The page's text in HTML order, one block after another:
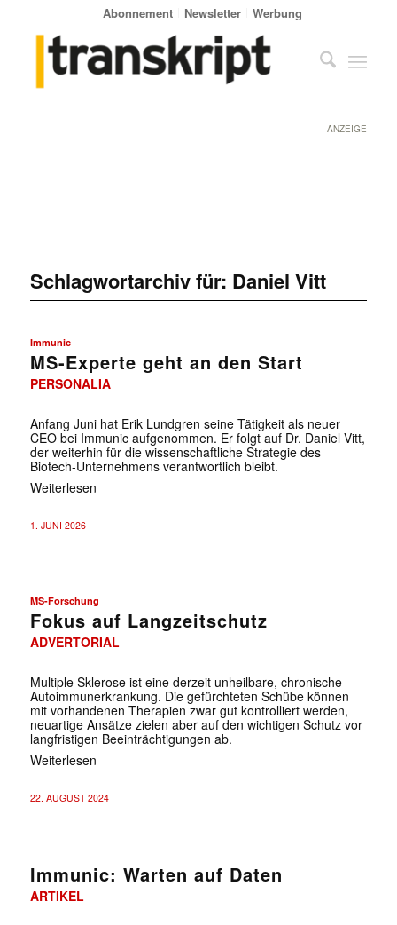
Abonnement Newsletter Werbung
ANZEIGE
Schlagwortarchiv für: Daniel Vitt
Immunic
MS-Experte geht an den Start
PERSONALIA
Anfang Juni hat Erik Lundgren seine Tätigkeit als neuer
CEO bei Immunic aufgenommen. Er folgt auf Dr. Daniel Vitt,
der weiterhin für die wissenschaftliche Strategie des
Biotech-Unternehmens verantwortlich bleibt.
Weiterlesen
1. JUNI 2026
MS-Forschung
Fokus auf Langzeitschutz
ADVERTORIAL
Multiple Sklerose ist eine derzeit unheilbare, chronische
Autoimmunerkrankung. Die gefürchteten Schübe können
mit vorhandenen Therapien zwar gut kontrolliert werden,
neuartige Ansätze zielen aber auf den wichtigen Schutz vor
langfristigen Beeinträchtigungen ab.
Weiterlesen
22. AUGUST 2024
Immunic: Warten auf Daten
ARTIKEL